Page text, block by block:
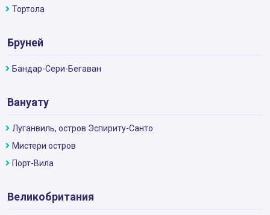
Тортола
Бруней
Бандар-Сери-Бегаван
Вануату
Луганвиль, остров Эспириту-Санто
Мистери остров
Порт-Вила
Великобритания